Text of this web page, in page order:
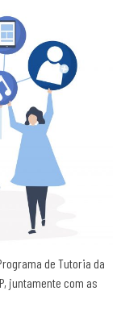
de Tutoria da
juntamente com as